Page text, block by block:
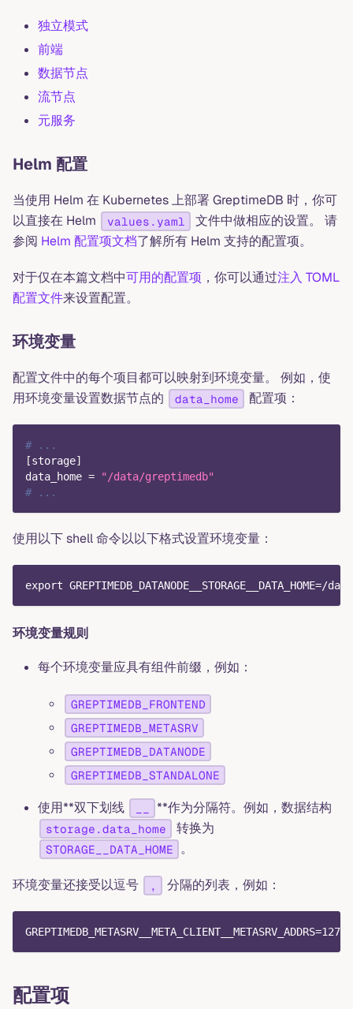
独立模式
前端
数据节点
流节点
元服务
Helm 配置
当使用 Helm 在 Kubernetes 上部署 GreptimeDB 时，你可
以直接在 Helm
values.yaml
文件中做相应的设置。 请
参阅 Helm 配置项文档了解所有 Helm 支持的配置项。
对于仅在本篇文档中可用的配置项 ，你可以通过注入 TOML
配置文件来设置配置。
环境变量
配置文件中的每个项目都可以映射到环境变量。 例如，使
用环境变量设置数据节点的
data_home 配置项：
# ...
[storage]
data_home =
"/data/greptimedb"
# ...
使用以下 shell 命令以以下格式设置环境变量：
export GREPTIMEDB_DATANODE__STORAGE__DATA_HOME=/
环境变量规则
每个环境变量应具有组件前缀，例如：
GREPTIMEDB_FRONTEND
GREPTIMEDB_METASRV
GREPTIMEDB_DATANODE
GREPTIMEDB_STANDALONE
使用**双下划线 **作为分隔符。例如，数据结构
storage.data_home 转换为
STORAGE__DATA_HOME 。
环境变量还接受以逗号 , 分隔的列表，例如：
配置项